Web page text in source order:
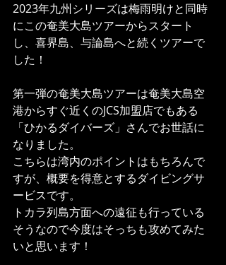
2023年九州シリーズは梅雨明けと同時
にこの奄美大島ツアーからスタート
し、喜界島、与論島へと続くツアーで
した！
第一弾の奄美大島ツアーは奄美大島空
港からすぐ近くのJCS加盟店でもある
「ひかるダイバーズ」さんでお世話に
なりました。
こちらは湾内のポイントはもちろんで
すが、概要を得意とするダイビングサ
ービスです。
トカラ列島方面への遠征も行っている
そうなので今度はそっちも攻めてみた
いと思います！